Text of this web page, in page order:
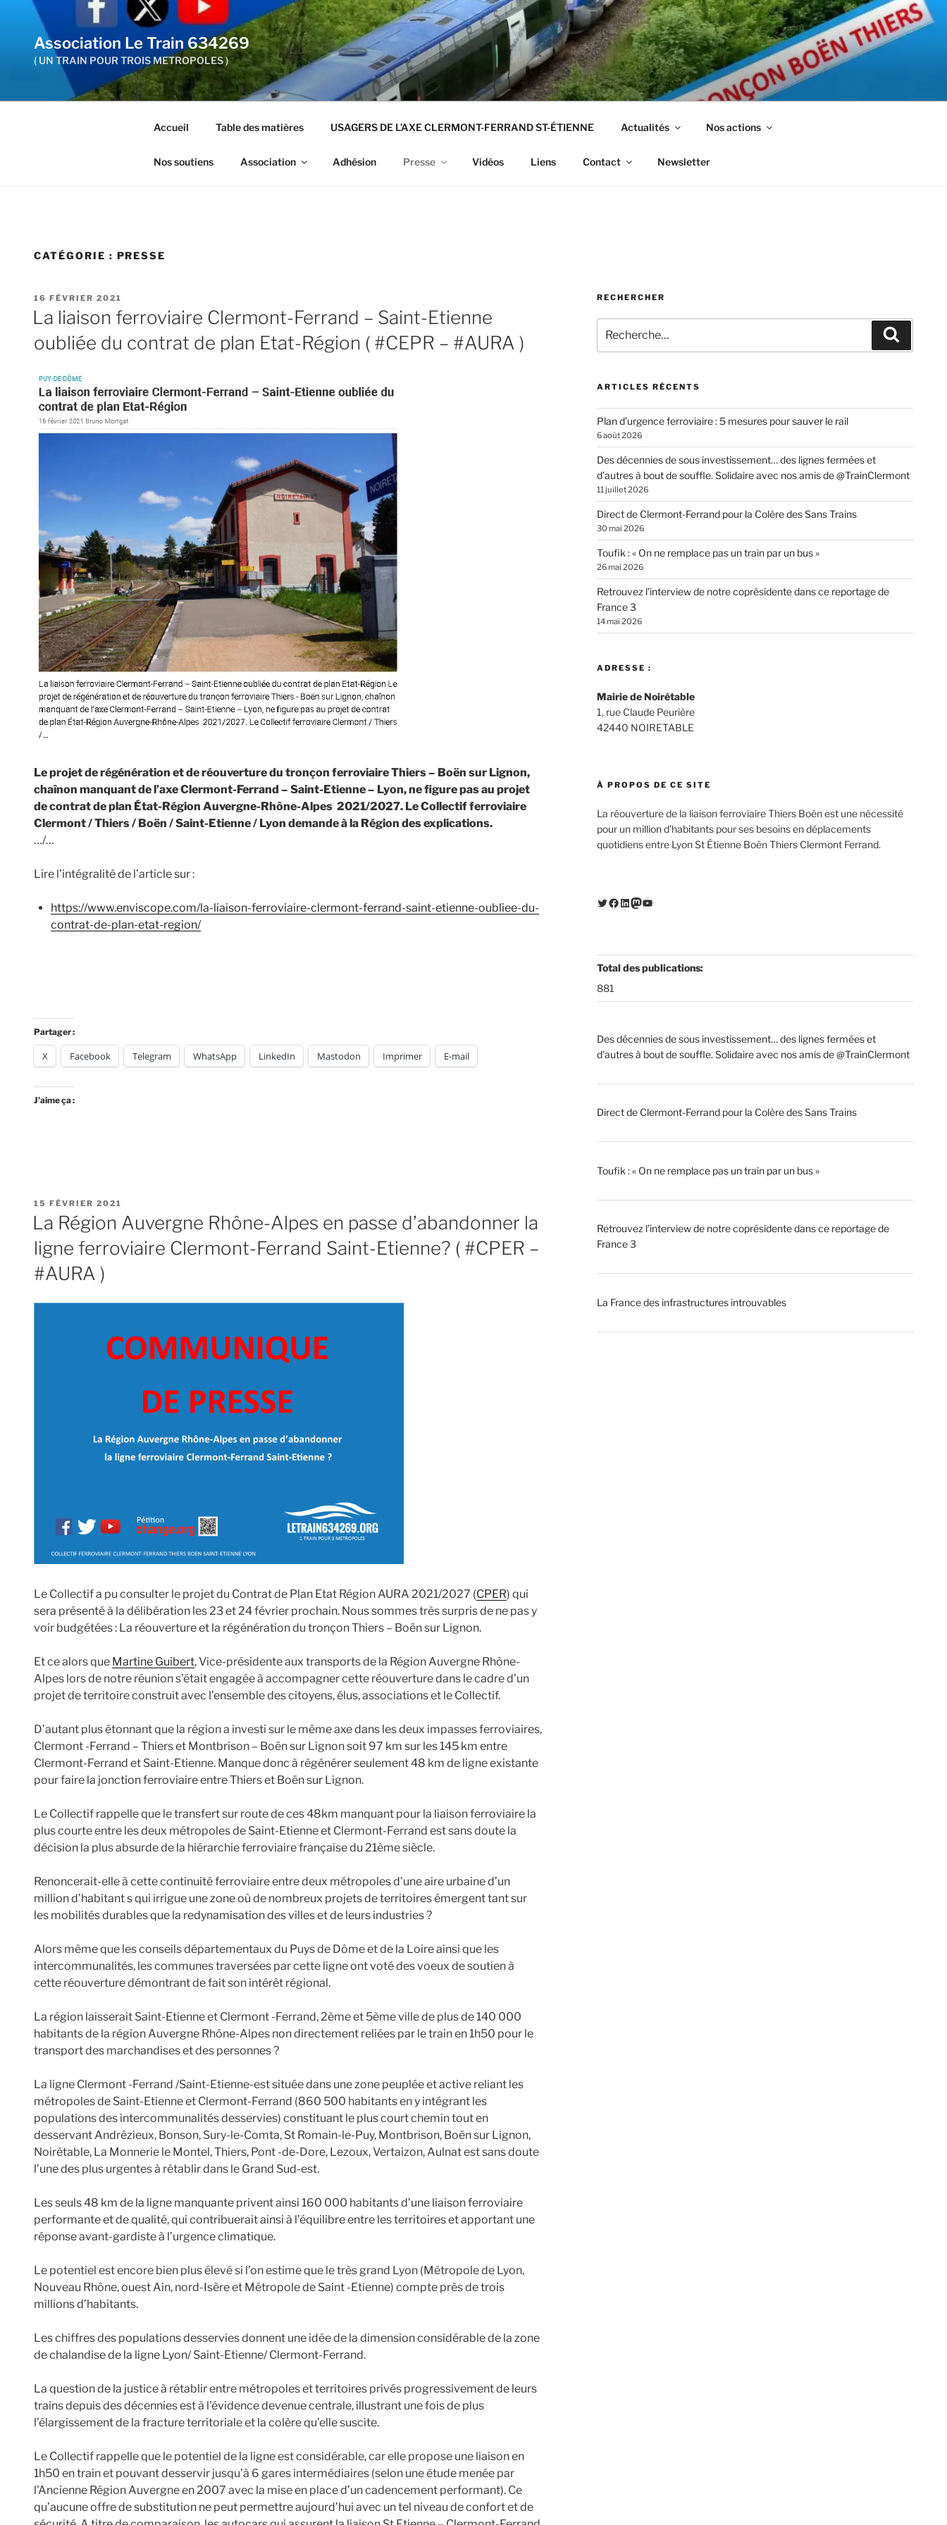
contenu
principal
Association Le Train 634269
( UN TRAIN POUR TROIS METROPOLES )
Accueil Table des matières USAGERS DE L’AXE CLERMONT-FERRAND ST-ÉTIENNE Actualités Nos actions
Nos soutiens Association Adhésion Presse Vidéos Liens Contact Newsletter
CATÉGORIE : PRESSE
PUBLIÉ
LE
16 FÉVRIER 2021
La liaison ferroviaire Clermont-Ferrand – Saint-Etienne
oubliée du contrat de plan Etat-Région ( #CEPR – #AURA )
Le projet de régénération et de réouverture du tronçon ferroviaire Thiers – Boën sur Lignon,
chaînon manquant de l’axe Clermont-Ferrand – Saint-Etienne – Lyon, ne figure pas au projet
de contrat de plan État-Région Auvergne-Rhône-Alpes 2021/2027. Le Collectif ferroviaire
Clermont / Thiers / Boën / Saint-Etienne / Lyon demande à la Région des explications.
…/…
Lire l’intégralité de l’article sur :
https://www.enviscope.com/la-liaison-ferroviaire-clermont-ferrand-saint-etienne-oubliee-du-
contrat-de-plan-etat-region/
Partager :
X Facebook Telegram WhatsApp LinkedIn Mastodon Imprimer E-mail
J’aime ça :
PUBLIÉ
LE
15 FÉVRIER 2021
La Région Auvergne Rhône-Alpes en passe d’abandonner la
ligne ferroviaire Clermont-Ferrand Saint-Etienne? ( #CPER –
#AURA )
Le Collectif a pu consulter le projet du Contrat de Plan Etat Région AURA 2021/2027 (CPER) qui
sera présenté à la délibération les 23 et 24 février prochain. Nous sommes très surpris de ne pas y
voir budgétées : La réouverture et la régénération du tronçon Thiers – Boën sur Lignon.
Et ce alors que Martine Guibert, Vice-présidente aux transports de la Région Auvergne Rhône-
Alpes lors de notre réunion s’était engagée à accompagner cette réouverture dans le cadre d’un
projet de territoire construit avec l’ensemble des citoyens, élus, associations et le Collectif.
D’autant plus étonnant que la région a investi sur le même axe dans les deux impasses ferroviaires,
Clermont -Ferrand – Thiers et Montbrison – Boën sur Lignon soit 97 km sur les 145 km entre
Clermont-Ferrand et Saint-Etienne. Manque donc à régénérer seulement 48 km de ligne existante
pour faire la jonction ferroviaire entre Thiers et Boën sur Lignon.
Le Collectif rappelle que le transfert sur route de ces 48km manquant pour la liaison ferroviaire la
plus courte entre les deux métropoles de Saint-Etienne et Clermont-Ferrand est sans doute la
décision la plus absurde de la hiérarchie ferroviaire française du 21ème siècle.
Renoncerait-elle à cette continuité ferroviaire entre deux métropoles d’une aire urbaine d’un
million d’habitant s qui irrigue une zone où de nombreux projets de territoires émergent tant sur
les mobilités durables que la redynamisation des villes et de leurs industries ?
Alors même que les conseils départementaux du Puys de Dôme et de la Loire ainsi que les
intercommunalités, les communes traversées par cette ligne ont voté des voeux de soutien à
cette réouverture démontrant de fait son intérêt régional.
La région laisserait Saint-Etienne et Clermont -Ferrand, 2ème et 5ème ville de plus de 140 000
habitants de la région Auvergne Rhône-Alpes non directement reliées par le train en 1h50 pour le
transport des marchandises et des personnes ?
La ligne Clermont -Ferrand /Saint-Etienne-est située dans une zone peuplée et active reliant les
métropoles de Saint-Etienne et Clermont-Ferrand (860 500 habitants en y intégrant les
populations des intercommunalités desservies) constituant le plus court chemin tout en
desservant Andrézieux, Bonson, Sury-le-Comta, St Romain-le-Puy, Montbrison, Boën sur Lignon,
Noirétable, La Monnerie le Montel, Thiers, Pont -de-Dore, Lezoux, Vertaizon, Aulnat est sans doute
l’une des plus urgentes à rétablir dans le Grand Sud-est.
Les seuls 48 km de la ligne manquante privent ainsi 160 000 habitants d’une liaison ferroviaire
performante et de qualité, qui contribuerait ainsi à l’équilibre entre les territoires et apportant une
réponse avant-gardiste à l’urgence climatique.
Le potentiel est encore bien plus élevé si l’on estime que le très grand Lyon (Métropole de Lyon,
Nouveau Rhône, ouest Ain, nord-Isère et Métropole de Saint -Etienne) compte près de trois
millions d’habitants.
Les chiffres des populations desservies donnent une idée de la dimension considérable de la zone
de chalandise de la ligne Lyon/ Saint-Etienne/ Clermont-Ferrand.
La question de la justice à rétablir entre métropoles et territoires privés progressivement de leurs
trains depuis des décennies est à l’évidence devenue centrale, illustrant une fois de plus
l’élargissement de la fracture territoriale et la colère qu’elle suscite.
Le Collectif rappelle que le potentiel de la ligne est considérable, car elle propose une liaison en
1h50 en train et pouvant desservir jusqu’à 6 gares intermédiaires (selon une étude menée par
l’Ancienne Région Auvergne en 2007 avec la mise en place d’un cadencement performant). Ce
qu’aucune offre de substitution ne peut permettre aujourd’hui avec un tel niveau de confort et de
RECHERCHER
pour
:
ARTICLES RÉCENTS
Plan d’urgence ferroviaire : 5 mesures pour sauver le rail
6 août 2026
Des décennies de sous investissement… des lignes fermées et
d’autres à bout de souffle. Solidaire avec nos amis de @TrainClermont
11 juillet 2026
Direct de Clermont-Ferrand pour la Colère des Sans Trains
30 mai 2026
Toufik : « On ne remplace pas un train par un bus »
26 mai 2026
Retrouvez l’interview de notre coprésidente dans ce reportage de
France 3
14 mai 2026
ADRESSE :
Mairie de Noirétable
1, rue Claude Peurière
42440 NOIRETABLE
À PROPOS DE CE SITE
La réouverture de la liaison ferroviaire Thiers Boën est une nécessité
pour un million d’habitants pour ses besoins en déplacements
quotidiens entre Lyon St Étienne Boën Thiers Clermont Ferrand.
Twitter
Facebook
LinkedIn
Mastodon
YouTube
Total des publications:
881
Des décennies de sous investissement… des lignes fermées et
d’autres à bout de souffle. Solidaire avec nos amis de @TrainClermont
Direct de Clermont-Ferrand pour la Colère des Sans Trains
Toufik : « On ne remplace pas un train par un bus »
Retrouvez l’interview de notre coprésidente dans ce reportage de
France 3
La France des infrastructures introuvables